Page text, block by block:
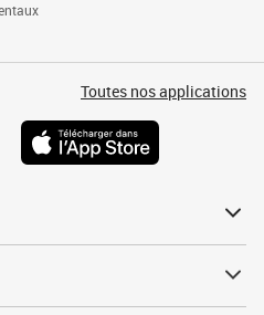
Toutes nos applications